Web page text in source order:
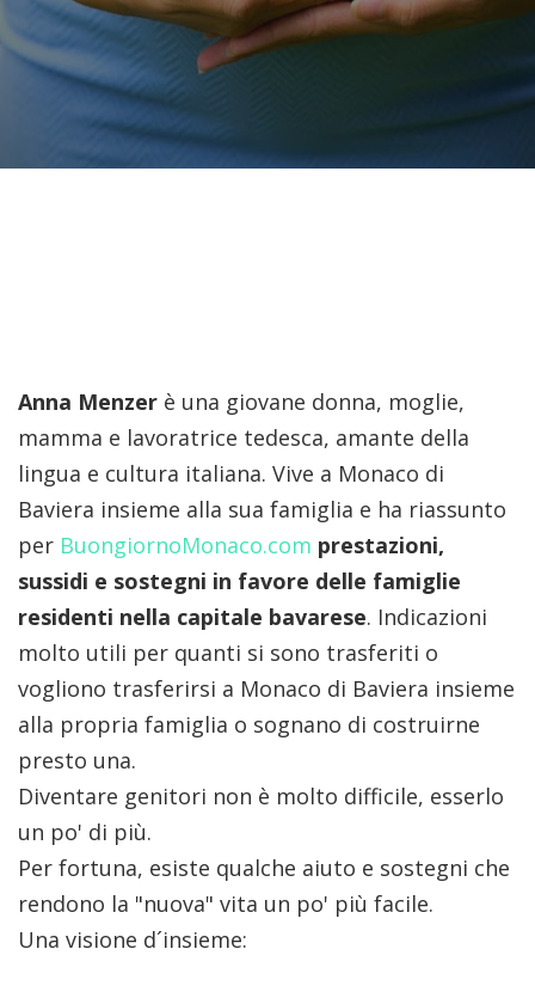
Anna Menzer è una giovane donna, moglie,
mamma e lavoratrice tedesca, amante della
lingua e cultura italiana. Vive a Monaco di
Baviera insieme alla sua famiglia e ha riassunto
per BuongiornoMonaco.com prestazioni,
sussidi e sostegni in favore delle famiglie
residenti nella capitale bavarese. Indicazioni
molto utili per quanti si sono trasferiti o
vogliono trasferirsi a Monaco di Baviera insieme
alla propria famiglia o sognano di costruirne
presto una.
Diventare genitori non è molto difficile, esserlo
un po' di più.
Per fortuna, esiste qualche aiuto e sostegni che
rendono la "nuova" vita un po' più facile.
Una visione d´insieme: